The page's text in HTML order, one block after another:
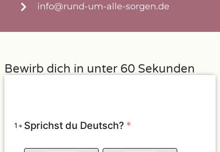
info@rund-um-alle-sorgen.de
Bewirb dich in unter 60 Sekunden
1 Sprichst du Deutsch? *